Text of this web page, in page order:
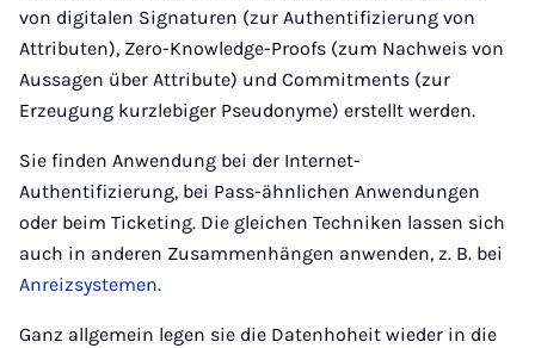
von digitalen Signaturen (zur Authentifizierung von
Attributen), Zero-Knowledge-Proofs (zum Nachweis von
Aussagen über Attribute) und Commitments (zur
Erzeugung kurzlebiger Pseudonyme) erstellt werden.
Sie finden Anwendung bei der Internet-
Authentifizierung, bei Pass-ähnlichen Anwendungen
oder beim Ticketing. Die gleichen Techniken lassen sich
auch in anderen Zusammenhängen anwenden, z. B. bei
Anreizsystemen.
Ganz allgemein legen sie die Datenhoheit wieder in die